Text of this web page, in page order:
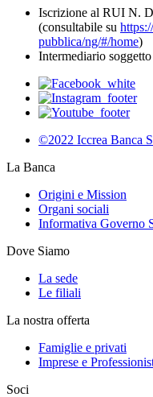
Iscrizione al RUI N.
(consultabile su
pubblica/ng/#/home)
Intermediario
©2022 Iccrea Banca
La Banca
Origini e Mission
Organi sociali
Informativa Governo
Dove Siamo
La sede
Le filiali
La nostra offerta
Famiglie e privati
Imprese e
Soci